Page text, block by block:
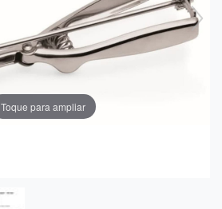
Toque para ampliar